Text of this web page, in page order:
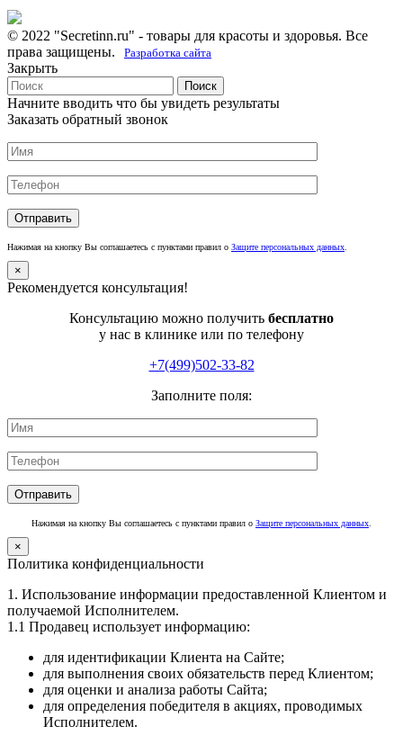
© 2022 "Secretinn.ru" - товары для красоты и здоровья. Все
права защищены.
Разработка сайта
Закрыть
Поиск
Начните вводить что бы увидеть результаты
Заказать обратный звонок
Нажимая на кнопку Вы соглашаетесь с пунктами правил о Защите персональных данных
×
Рекомендуется консультация!
Консультацию можно получить бесплатно
у нас в клинике или по телефону
+7(499)502-33-82
Заполните поля:
Нажимая на кнопку Вы соглашаетесь с пунктами правил о Защите персональных данных
×
Политика конфиденциальности
1. Использование информации предоставленной Клиентом и
получаемой Исполнителем.
1.1 Продавец использует информацию:
для идентификации Клиента на Сайте;
для выполнения своих обязательств перед Клиентом;
для оценки и анализа работы Сайта;
для определения победителя в акциях, проводимых
Исполнителем.